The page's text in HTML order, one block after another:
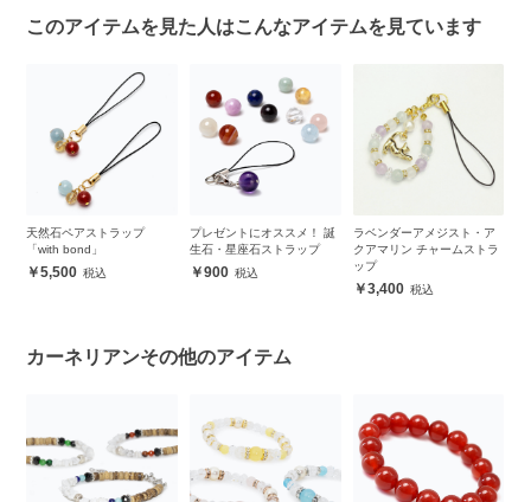
このアイテムを見た人はこんなアイテムを見ています
天然石ペアストラップ
「with bond」
5,500
プレゼントにオススメ！ 誕
生石・星座石ストラップ
900
ラベンダーアメジスト・ア
クアマリン チャームストラ
ップ
3,400
カーネリアンその他のアイテム